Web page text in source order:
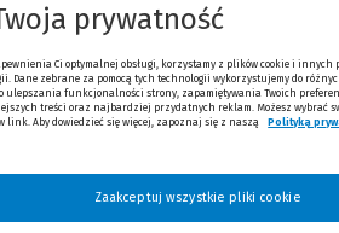
Opinie
prywatność
Ci optymalnej obsługi, korzystamy z plików cookie i innych
Dane zebrane za pomocą tych technologii wykorzystujemy do
ulepszania funkcjonalności strony, zapamiętywania Twoich
treści oraz najbardziej przydatnych reklam. Możesz wybrać
link. Aby dowiedzieć się więcej, zapoznaj się z naszą
Polityką
Zaakceptuj wszystkie pliki cookie